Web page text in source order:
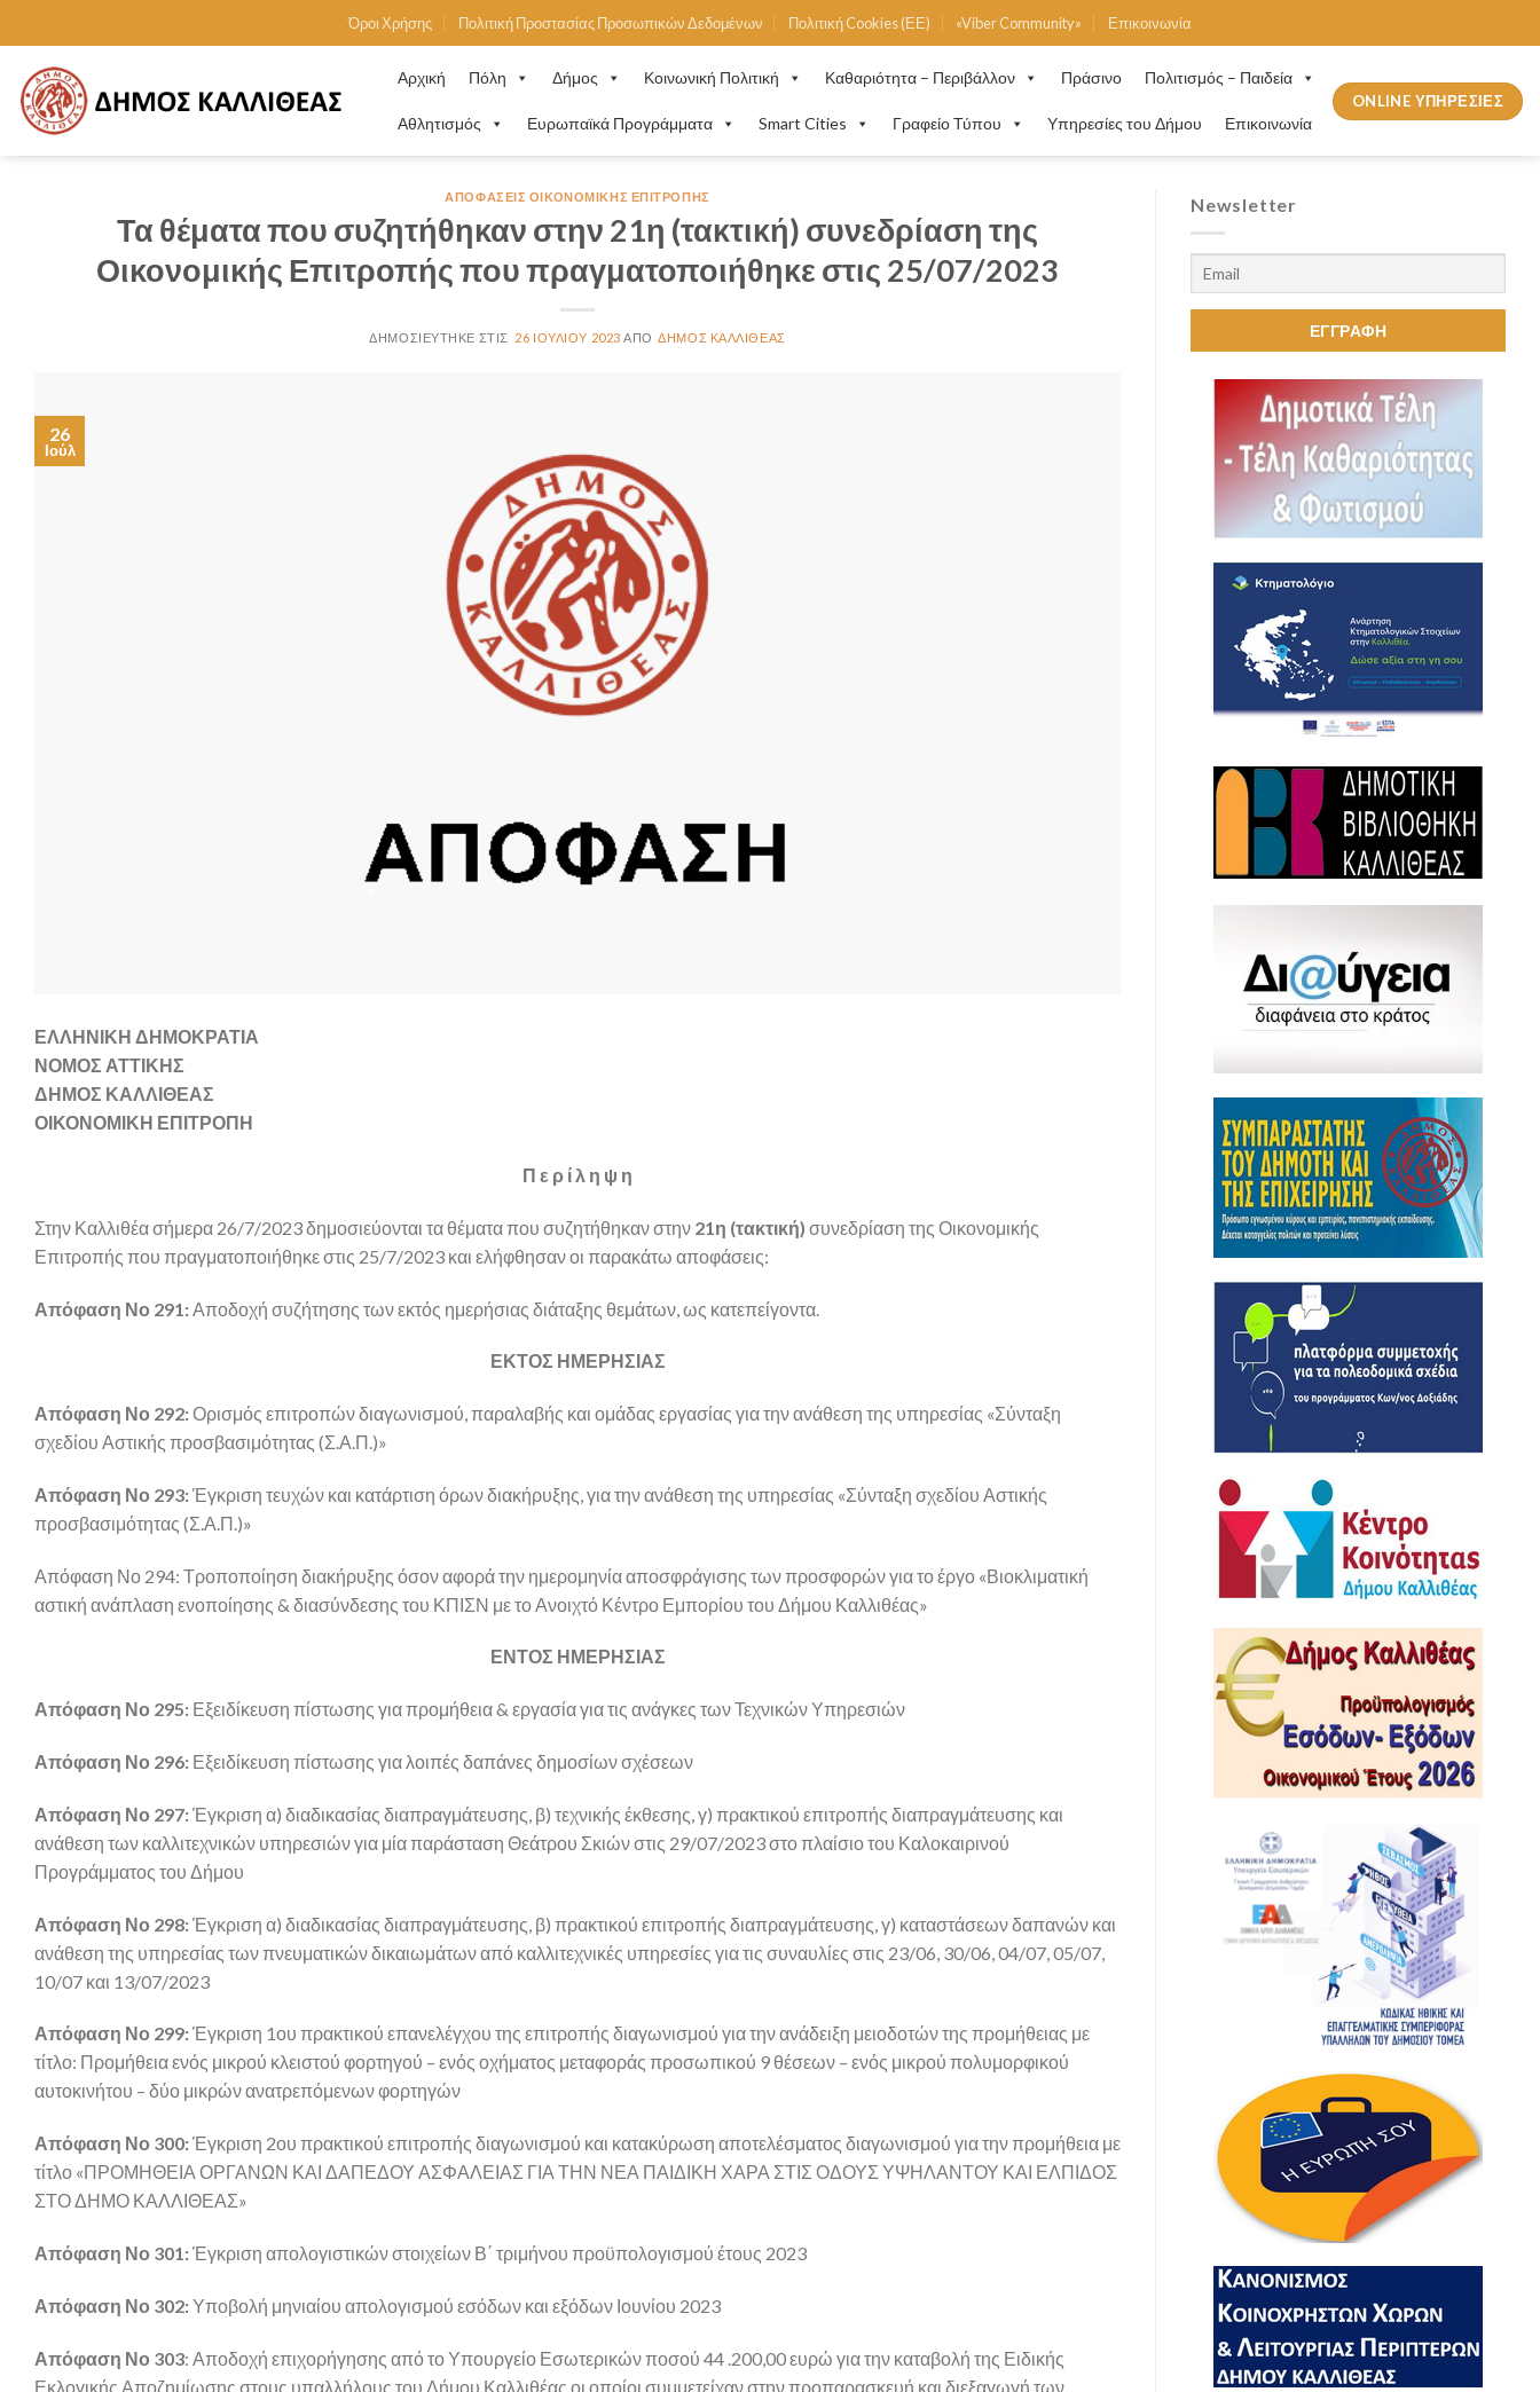
to
content
Όροι Χρήσης Πολιτική Προστασίας Προσωπικών Δεδομένων Πολιτική Cookies (ΕΕ) «Viber Community» Επικοινωνία
Αρχική Πόλη Δήμος Κοινωνική Πολιτική Καθαριότητα – Περιβάλλον Πράσινο Πολιτισμός – Παιδεία
Αθλητισμός Ευρωπαϊκά Προγράμματα Smart Cities Γραφείο Τύπου Υπηρεσίες του Δήμου Επικοινωνία
ONLINE ΥΠΗΡΕΣΙΕΣ
ΑΠΟΦΆΣΕΙΣ ΟΙΚΟΝΟΜΙΚΉΣ ΕΠΙΤΡΟΠΉΣ
Τα θέματα που συζητήθηκαν στην 21η (τακτική) συνεδρίαση της
Οικονομικής Επιτροπής που πραγματοποιήθηκε στις 25/07/2023
26 ΙΟΥΛΊΟΥ 2023 ΔΉΜΟΣ ΚΑΛΛΙΘΈΑΣ
26
Ιούλ
ΕΛΛΗΝΙΚΗ ΔΗΜΟΚΡΑΤΙΑ
ΝΟΜΟΣ ΑΤΤΙΚΗΣ
ΔΗΜΟΣ ΚΑΛΛΙΘΕΑΣ
ΟΙΚΟΝΟΜΙΚΗ ΕΠΙΤΡΟΠΗ
Π ε ρ ί λ η ψ η
Στην Καλλιθέα σήμερα 26/7/2023 δημοσιεύονται τα θέματα που συζητήθηκαν στην 21η (τακτική) συνεδρίαση της Οικονομικής
Επιτροπής που πραγματοποιήθηκε στις 25/7/2023 και ελήφθησαν οι παρακάτω αποφάσεις:
Απόφαση Νο 291: Αποδοχή συζήτησης των εκτός ημερήσιας διάταξης θεμάτων, ως κατεπείγοντα.
ΕΚΤΟΣ ΗΜΕΡΗΣΙΑΣ
Απόφαση Νο 292:Ορισμός επιτροπών διαγωνισμού, παραλαβής και ομάδας εργασίας για την ανάθεση της υπηρεσίας «Σύνταξη
σχεδίου Αστικής προσβασιμότητας (Σ.Α.Π.)»
Απόφαση Νο 293:Έγκριση τευχών και κατάρτιση όρων διακήρυξης, για την ανάθεση της υπηρεσίας «Σύνταξη σχεδίου Αστικής
προσβασιμότητας (Σ.Α.Π.)»
Απόφαση Νο 294: Τροποποίηση διακήρυξης όσον αφορά την ημερομηνία αποσφράγισης των προσφορών για το έργο «Βιοκλιματική
αστική ανάπλαση ενοποίησης & διασύνδεσης του ΚΠΙΣΝ με το Ανοιχτό Κέντρο Εμπορίου του Δήμου Καλλιθέας»
ΕΝΤΟΣ ΗΜΕΡΗΣΙΑΣ
Απόφαση Νο 295: Εξειδίκευση πίστωσης για προμήθεια & εργασία για τις ανάγκες των Τεχνικών Υπηρεσιών
Απόφαση Νο 296: Εξειδίκευση πίστωσης για λοιπές δαπάνες δημοσίων σχέσεων
Απόφαση Νο 297:Έγκριση α) διαδικασίας διαπραγμάτευσης, β) τεχνικής έκθεσης, γ) πρακτικού επιτροπής διαπραγμάτευσης και
ανάθεση των καλλιτεχνικών υπηρεσιών για μία παράσταση Θεάτρου Σκιών στις 29/07/2023 στο πλαίσιο του Καλοκαιρινού
Προγράμματος του Δήμου
Απόφαση Νο 298:Έγκριση α) διαδικασίας διαπραγμάτευσης, β) πρακτικού επιτροπής διαπραγμάτευσης, γ) καταστάσεων δαπανών και
ανάθεση της υπηρεσίας των πνευματικών δικαιωμάτων από καλλιτεχνικές υπηρεσίες για τις συναυλίες στις 23/06, 30/06, 04/07, 05/07,
10/07 και 13/07/2023
Απόφαση Νο 299:Έγκριση 1ου πρακτικού επανελέγχου της επιτροπής διαγωνισμού για την ανάδειξη μειοδοτών της προμήθειας με
τίτλο: Προμήθεια ενός μικρού κλειστού φορτηγού – ενός οχήματος μεταφοράς προσωπικού 9 θέσεων – ενός μικρού πολυμορφικού
αυτοκινήτου – δύο μικρών ανατρεπόμενων φορτηγών
Απόφαση Νο 300:Έγκριση 2ου πρακτικού επιτροπής διαγωνισμού και κατακύρωση αποτελέσματος διαγωνισμού για την προμήθεια με
τίτλο «ΠΡΟΜΗΘΕΙΑ ΟΡΓΑΝΩΝ ΚΑΙ ΔΑΠΕΔΟΥ ΑΣΦΑΛΕΙΑΣ ΓΙΑ ΤΗΝ ΝΕΑ ΠΑΙΔΙΚΗ ΧΑΡΑ ΣΤΙΣ ΟΔΟΥΣ ΥΨΗΛΑΝΤΟΥ ΚΑΙ ΕΛΠΙΔΟΣ
ΣΤΟ ΔΗΜΟ ΚΑΛΛΙΘΕΑΣ»
Απόφαση Νο 301:Έγκριση απολογιστικών στοιχείων Β΄ τριμήνου προϋπολογισμού έτους 2023
Απόφαση Νο 302:Υποβολή μηνιαίου απολογισμού εσόδων και εξόδων Ιουνίου 2023
Απόφαση Νο 303: Αποδοχή επιχορήγησης από το Υπουργείο Εσωτερικών ποσού 44 .200,00 ευρώ για την καταβολή της Ειδικής
Εκλογικής Αποζημίωσης στους υπαλλήλους του Δήμου Καλλιθέας οι οποίοι συμμετείχαν στην προπαρασκευή και διεξαγωγή των
Newsletter